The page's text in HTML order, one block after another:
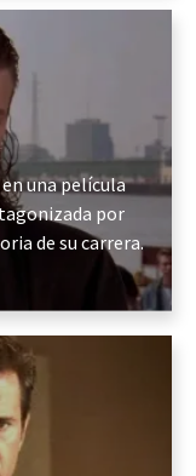
en una película
por
de su carrera.